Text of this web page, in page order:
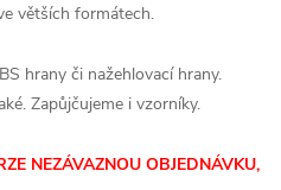
větších formátech.
hrany či nažehlovací hrany.
Zapůjčujeme i vzorníky.
NEZÁVAZNOU OBJEDNÁVKU,